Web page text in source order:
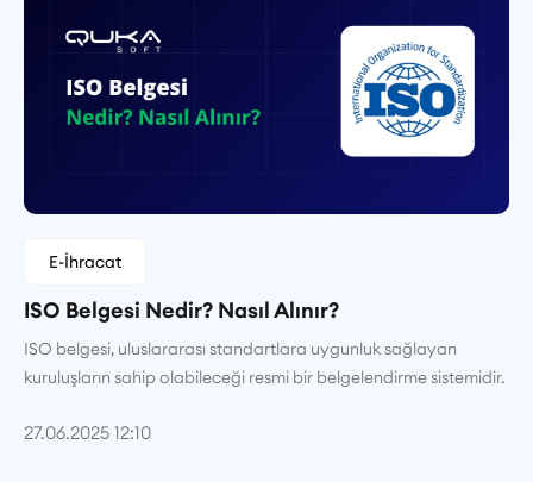
E-İhracat
ISO Belgesi Nedir? Nasıl Alınır?
ISO belgesi, uluslararası standartlara uygunluk sağlayan
kuruluşların sahip olabileceği resmi bir belgelendirme sistemidir.
27.06.2025 12:10